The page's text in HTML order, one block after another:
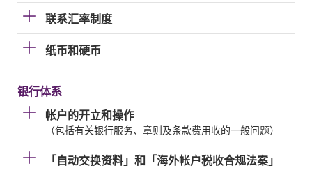
联系汇率制度
纸币和硬币
银行体系
帐户的开立和操作
（包括有关银行服务、章则及条款费用收的一般问题）
「自动交换资料」和「海外帐户税收合规法案」